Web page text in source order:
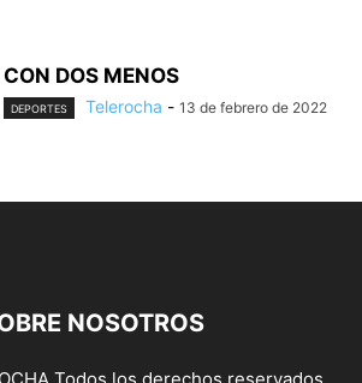
CON DOS MENOS
DEPORTES Telerocha - 13 de febrero de 2022
NOSOTROS